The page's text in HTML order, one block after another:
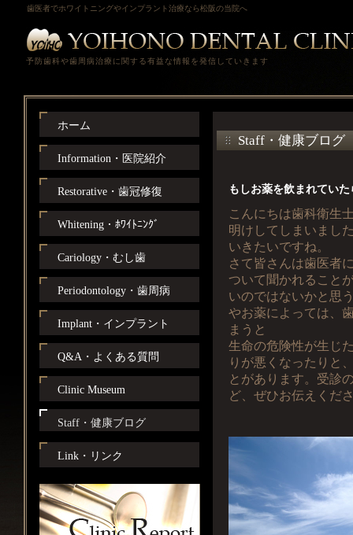
歯医者でホワイトニングやインプラント治療なら松阪の当院へ
予防歯科や歯周病治療に関する有益な情報を発信していきます
Staff・健康ブログ
もしお薬を飲まれていた
こんにちは歯科衛生
明けしてしまいまし
いきたいですね。
さて皆さんは歯医者
ついて聞かれること
いのではないかと思
やお薬によっては、
まうと
生命の危険性が生じ
りが悪くなったりと
とがあります。受診
ど、ぜひお伝えくだ
ホーム
Information・医院紹介
Restorative・歯冠修復
Whitening・ﾎﾜｲﾄﾆﾝｸﾞ
Cariology・むし歯
Periodontology・歯周病
Implant・インプラント
Q&A・よくある質問
Clinic Museum
Staff・健康ブログ
Link・リンク